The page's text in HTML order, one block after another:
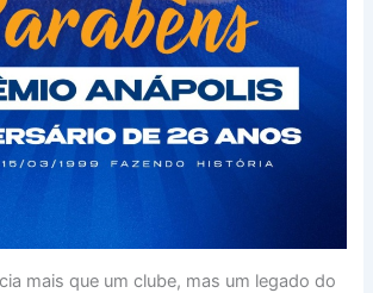
mais que um clube, mas um legado do